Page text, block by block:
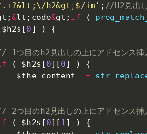
h2&gt;$/im' ; //H2見出
;&lt ; code&gt ; if (
$h2s [ 0 ] ) {
1つ目のh2見出しの上にアドセンス挿
( $h2s [ 0] [ 0] )
{
$the_content
=
2つ目のh2見出しの上にアドセンス挿
( $h2s [ 0] [ 1] )
{